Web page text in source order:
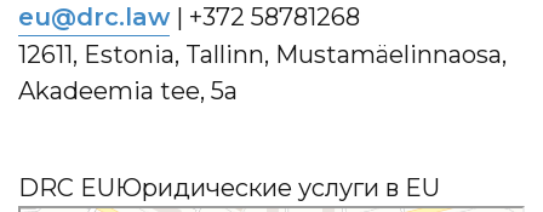
eu@drc.law| +372 58781268
12611, Estonia, Tallinn, Mustamäelinnaosa,
Akadeemia tee, 5a
DRC EUЮридические услуги в EU